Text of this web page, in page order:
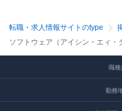
転職・求人情報サイトのtype
ソフトウェア（アイシン・エィ
職種
勤務